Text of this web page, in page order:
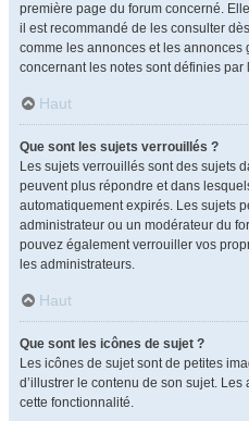
première page du forum concerné.
il est recommandé de les consulter
comme les annonces et les annonces
concernant les notes sont définies
Haut
Que sont les sujets verrouillés ?
Les sujets verrouillés sont des sujets
peuvent plus répondre et dans
automatiquement expirés. Les sujets
administrateur ou un modérateur du
pouvez également verrouiller vos
les administrateurs.
Haut
Que sont les icônes de sujet ?
Les icônes de sujet sont de petites
d’illustrer le contenu de son sujet.
cette fonctionnalité.